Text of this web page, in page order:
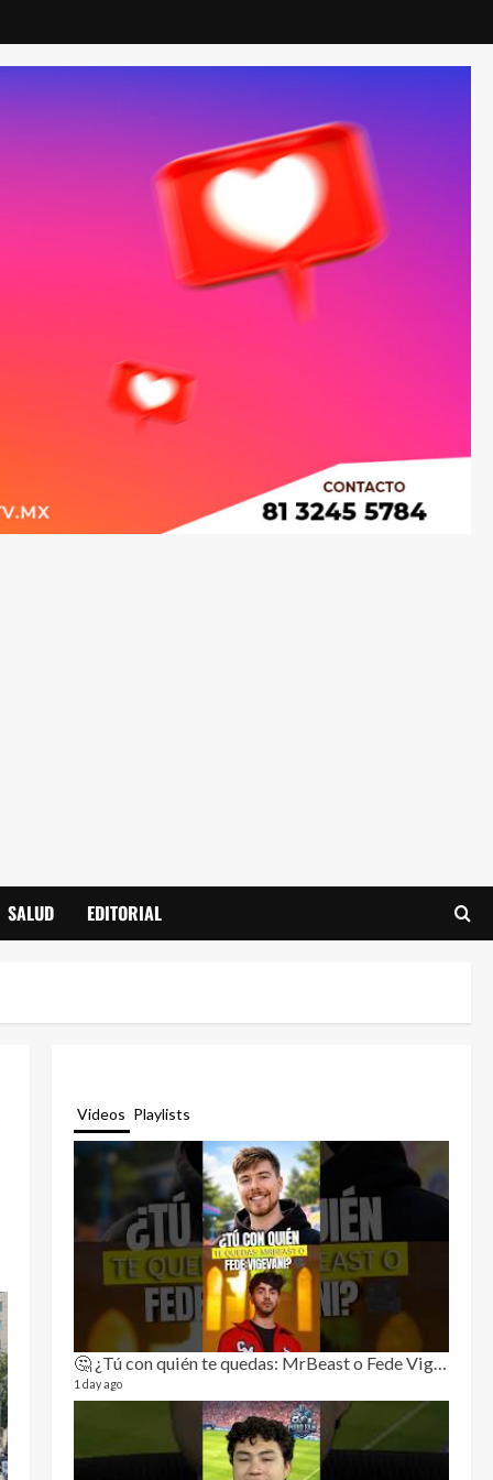
SALUD EDITORIAL
Videos Playlists
🤔 ¿Tú con quién te quedas: MrBeast o Fede Vigevani?🎥🔥
1 day ago
3